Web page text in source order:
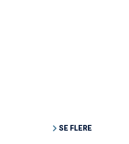
SE FLERE